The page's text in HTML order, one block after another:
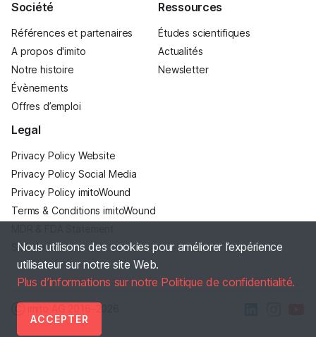
Nous utilisons des cookies pour améliorer l’expérience
utilisateur sur notre site Web.
Plus d’informations sur notre Politique de confidentialité.
ACCEPTER
Société
Références et partenaires
A propos d'imito
Notre histoire
Évènements
Offres d’emploi
Ressources
Études scientifiques
Actualités
Newsletter
Legal
Privacy Policy Website
Privacy Policy Social Media
Privacy Policy imitoWound
Terms & Conditions imitoWound
Site Notice
Ⓒ imito AG 2016–2026